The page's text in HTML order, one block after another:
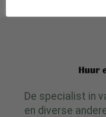
De specialist in
en diverse